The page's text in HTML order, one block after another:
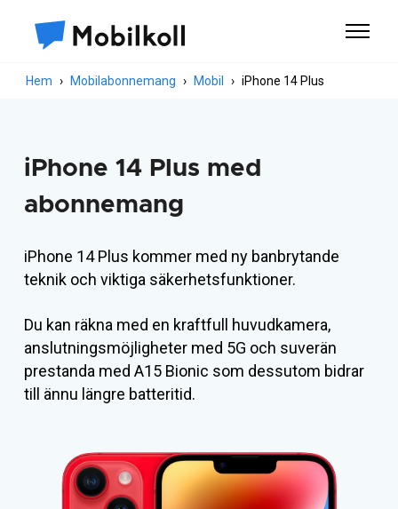
Hem Mobilabonnemang Mobil iPhone 14 Plus
iPhone 14 Plus med
abonnemang
iPhone 14 Plus kommer med ny banbrytande
teknik och viktiga säkerhetsfunktioner.
Du kan räkna med en kraftfull huvudkamera,
anslutningsmöjligheter med 5G och suverän
prestanda med A15 Bionic som dessutom bidrar
till ännu längre batteritid.